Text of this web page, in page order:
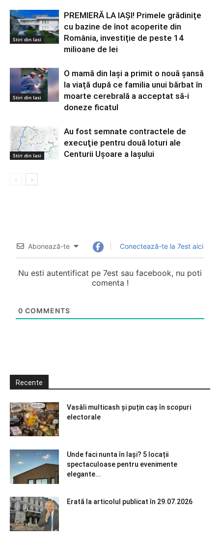
Stiri din Iasi
PREMIERĂ LA IAȘI! Primele grădinițe
cu bazine de înot acoperite din
România, investiție de peste 14
milioane de lei
Stiri din Iasi
O mamă din Iași a primit o nouă șansă
la viață după ce familia unui bărbat în
moarte cerebrală a acceptat să-i
doneze ficatul
Stiri din Iasi
Au fost semnate contractele de
execuţie pentru două loturi ale
Centurii Uşoare a Iaşului
Abonează-te Conectează-te la 7est aici
Nu esti autentificat pe 7est sau facebook, nu poti
comenta !
0 COMMENTS
Recente
Vasâli multicash și puțin caș în scopuri
electorale
Unde faci nunta în Iași? 5 locații
spectaculoase pentru evenimente
elegante...
Erată la articolul publicat în 29.07.2026